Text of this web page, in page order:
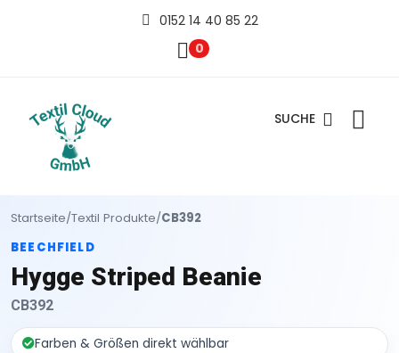
0152 14 40 85 22
0
SUCHE
Startseite/Textil Produkte/CB392
BEECHFIELD
Hygge Striped Beanie
CB392
Farben & Größen direkt wählbar